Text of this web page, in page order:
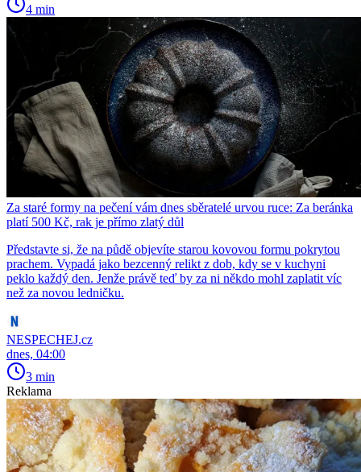
4 min
Za staré formy na pečení vám dnes sběratelé urvou ruce: Za beránka
platí 500 Kč, rak je přímo zlatý důl
Představte si, že na půdě objevíte starou kovovou formu pokrytou
prachem. Vypadá jako bezcenný relikt z dob, kdy se v kuchyni
peklo každý den. Jenže právě teď by za ni někdo mohl zaplatit víc
než za novou ledničku.
NESPECHEJ.cz
dnes, 04:00
3 min
Reklama